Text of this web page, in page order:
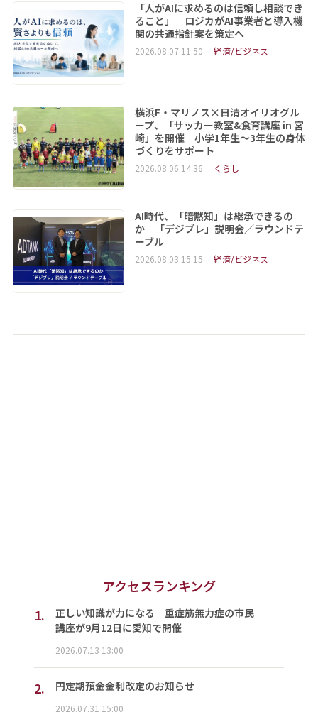
「人がAIに求めるのは信頼し相談でき
ること」 ロジカがAI事業者と導入機
関の共通指針案を策定へ
2026.08.07 11:50 経済/ビジネス
横浜F・マリノス×日清オイリオグル
ープ、「サッカー教室&食育講座 in 宮
崎」を開催 小学1年生～3年生の身体
づくりをサポート
2026.08.06 14:36 くらし
AI時代、「暗黙知」は継承できるの
か 「デジブレ」説明会／ラウンドテ
ーブル
2026.08.03 15:15 経済/ビジネス
アクセスランキング
1.
正しい知識が力になる 重症筋無力症の市民
講座が9月12日に愛知で開催
2026.07.13 13:00
2. 円定期預金金利改定のお知らせ
2026.07.31 15:00